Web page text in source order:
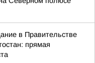
в Правительстве
прямая